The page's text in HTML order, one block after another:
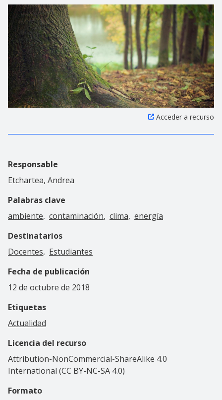
Acceder a recurso
Responsable
Etchartea, Andrea
Palabras clave
ambiente contaminación clima energía
Destinatarios
Docentes
Estudiantes
Fecha de publicación
12 de octubre de 2018
Etiquetas
Actualidad
Licencia del recurso
Attribution-NonCommercial-ShareAlike 4.0
International (CC BY-NC-SA 4.0)
Formato